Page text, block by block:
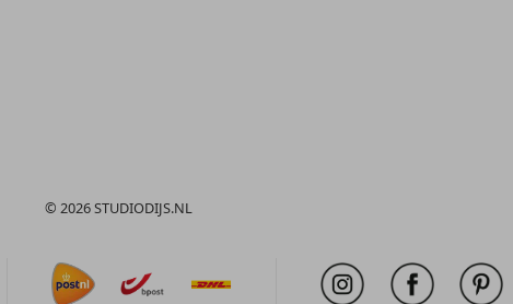
© 2026 STUDIODIJS.NL